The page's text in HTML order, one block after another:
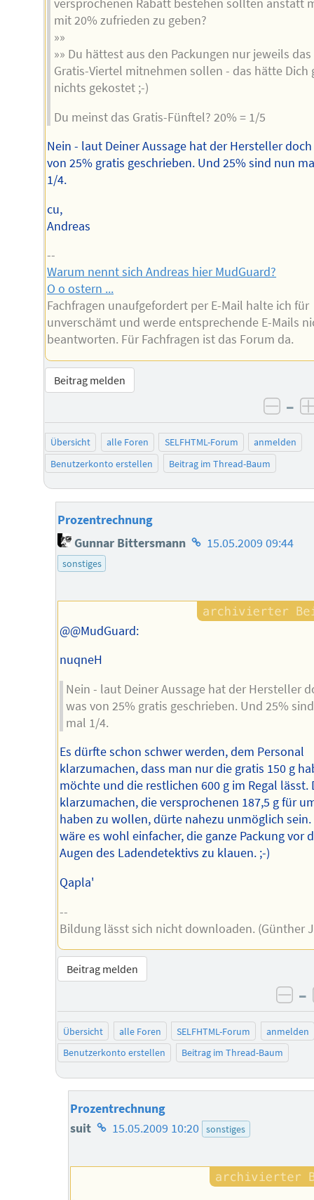
versprochenen Rabatt bestehen sollten anstatt
mit 20% zufrieden zu geben?
»»
»» Du hättest aus den Packungen nur jeweils das
Gratis-Viertel mitnehmen sollen - das hätte Dich
nichts gekostet ;-)
Du meinst das Gratis-Fünftel? 20% = 1/5
Nein - laut Deiner Aussage hat der Hersteller
von 25% gratis geschrieben. Und 25% sind nun
1/4.
cu,
Andreas
--
Warum nennt sich Andreas hier MudGuard?
O o ostern ...
Fachfragen unaufgefordert per E-Mail halte ich für
unverschämt und werde entsprechende E-Mails
beantworten. Für Fachfragen ist das Forum da.
Beitrag melden
–
Übersicht alle Foren SELFHTML-Forum
anmelden
Benutzerkonto erstellen
Beitrag im Thread-Baum
Prozentrechnung
Gunnar Bittersmann Homepage
15.05.2009 09:44
sonstiges
@@MudGuard:
nuqneH
Nein - laut Deiner Aussage hat der Hersteller
was von 25% gratis geschrieben. Und 25%
mal 1/4.
Es dürfte schon schwer werden, dem Personal
klarzumachen, dass man nur die gratis 150 g
möchte und die restlichen 600 g im Regal lässt.
klarzumachen, die versprochenen 187,5 g für
haben zu wollen, dürte nahezu unmöglich sein.
wäre es wohl einfacher, die ganze Packung vor
Augen des Ladendetektivs zu klauen. ;-)
Qapla'
--
Bildung lässt sich nicht downloaden. (Günther
Beitrag melden
–
Übersicht alle Foren SELFHTML-Forum
anmelden
Benutzerkonto erstellen
Beitrag im Thread-Baum
Prozentrechnung
suit Homepage
Autors
15.05.2009 10:20 sonstiges